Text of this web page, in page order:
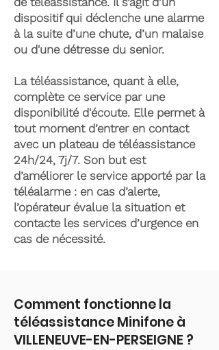
dispositif qui déclenche une alarme
à la suite d’une chute, d’un malaise
ou d'une détresse du senior.
La téléassistance, quant à elle,
complète ce service par une
disponibilité d'écoute. Elle permet à
tout moment d’entrer en contact
avec un plateau de téléassistance
24h/24, 7j/7. Son but est
d’améliorer le service apporté par la
téléalarme : en cas d’alerte,
l’opérateur évalue la situation et
contacte les services d’urgence en
cas de nécessité.
Comment fonctionne la
téléassistance Minifone à
VILLENEUVE-EN-PERSEIGNE ?